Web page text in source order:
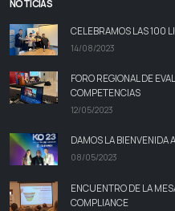
NOTICIAS
CELEBRAMOS LAS 100
14/08/2023
FORO REGIONAL DE
COMPETENCIAS
12/05/2023
DAMOS LA BIENVENIDA
08/05/2023
ENCUENTRO DE LA
COMPLIANCE